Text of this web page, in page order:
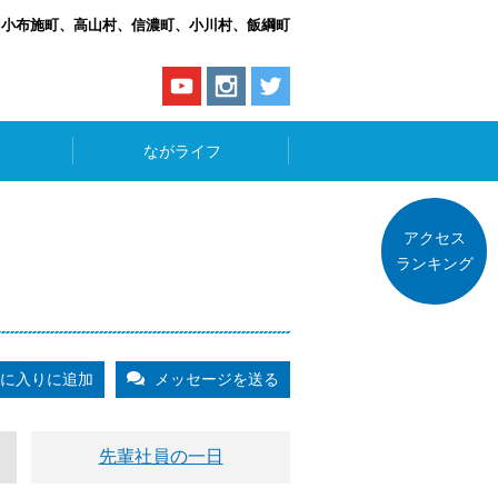
布施町、高山村、信濃町、小川村、飯綱町
ながライフ
入りに追加 メッセージを送る
先輩社員の一日
アクセス
ランキング